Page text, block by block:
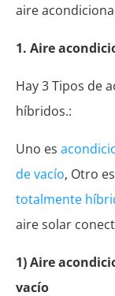
aire
1. Aire
Hay 3 Tipos de
híbridos.:
Uno es
de vacío, Otro es
totalmente
aire solar
1) Aire
vacío